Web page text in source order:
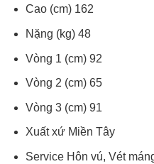
Cao (cm) 162
Nặng (kg) 48
Vòng 1 (cm) 92
Vòng 2 (cm) 65
Vòng 3 (cm) 91
Xuất xứ Miền Tây
Service Hôn vú, Vét